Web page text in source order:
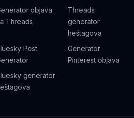
objava
Threads
Threads
generator
heštagova
Post
Generator
Pinterest objava
generator